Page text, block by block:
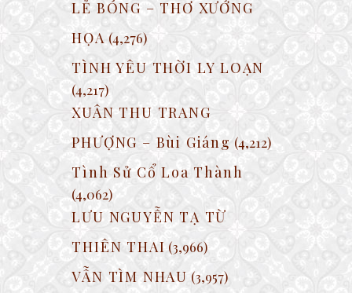
LẺ BÓNG – THƠ XƯỚNG
HỌA (4,276)
TÌNH YÊU THỜI LY LOẠN
(4,217)
XUÂN THU TRANG
PHƯỢNG – Bùi Giáng (4,212)
Tình Sử Cổ Loa Thành
(4,062)
LƯU NGUYỄN TẠ TỪ
THIÊN THAI (3,966)
VẪN TÌM NHAU (3,957)